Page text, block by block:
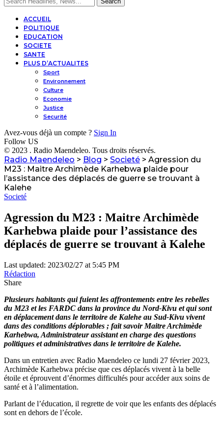
ACCUEIL
POLITIQUE
EDUCATION
SOCIETE
SANTE
PLUS D’ACTUALITES
Sport
Environnement
Culture
Economie
Justice
Securité
Avez-vous déjà un compte ? Sign In
Follow US
© 2023 . Radio Maendeleo. Tous droits réservés.
Radio Maendeleo > Blog > Societé > Agression du
M23 : Maitre Archimède Karhebwa plaide pour
l’assistance des déplacés de guerre se trouvant à
Kalehe
Societé
Agression du M23 : Maitre Archimède
Karhebwa plaide pour l’assistance des
déplacés de guerre se trouvant à Kalehe
Last updated: 2023/02/27 at 5:45 PM
Rédaction
Share
Plusieurs habitants qui fuient les affrontements entre les rebelles
du M23 et les FARDC dans la province du Nord-Kivu et qui sont
en déplacement dans le territoire de Kalehe au Sud-Kivu vivent
dans des conditions déplorables ; fait savoir Maitre Archimède
Karhebwa, Administrateur assistant en charge des questions
politiques et administratives dans le territoire de Kalehe.
Dans un entretien avec Radio Maendeleo ce lundi 27 février 2023,
Archimède Karhebwa précise que ces déplacés vivent à la belle
étoile et éprouvent d’énormes difficultés pour accéder aux soins de
santé et à l’alimentation.
Parlant de l’éducation, il regrette de voir que les enfants des déplacés
sont en dehors de l’école.